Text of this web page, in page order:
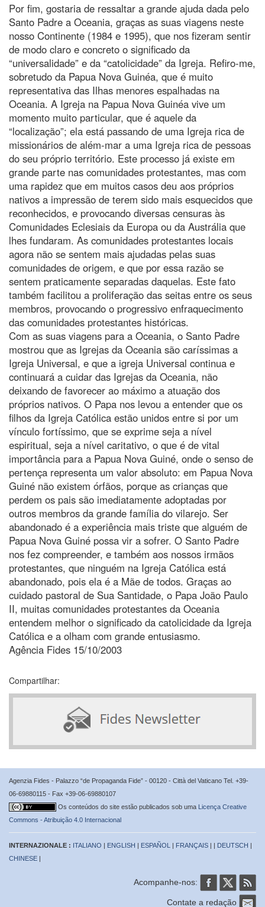
Por fim, gostaria de ressaltar a grande ajuda dada pelo
Santo Padre a Oceania, graças as suas viagens neste
nosso Continente (1984 e 1995), que nos fizeram sentir
de modo claro e concreto o significado da
“universalidade” e da “catolicidade” da Igreja. Refiro-me,
sobretudo da Papua Nova Guinéa, que é muito
representativa das Ilhas menores espalhadas na
Oceania. A Igreja na Papua Nova Guinéa vive um
momento muito particular, que é aquele da
“localização”; ela está passando de uma Igreja rica de
missionários de além-mar a uma Igreja rica de pessoas
do seu próprio território. Este processo já existe em
grande parte nas comunidades protestantes, mas com
uma rapidez que em muitos casos deu aos próprios
nativos a impressão de terem sido mais esquecidos que
reconhecidos, e provocando diversas censuras às
Comunidades Eclesiais da Europa ou da Austrália que
lhes fundaram. As comunidades protestantes locais
agora não se sentem mais ajudadas pelas suas
comunidades de origem, e que por essa razão se
sentem praticamente separadas daquelas. Este fato
também facilitou a proliferação das seitas entre os seus
membros, provocando o progressivo enfraquecimento
das comunidades protestantes históricas.
Com as suas viagens para a Oceania, o Santo Padre
mostrou que as Igrejas da Oceania são caríssimas a
Igreja Universal, e que a igreja Universal continua e
continuará a cuidar das Igrejas da Oceania, não
deixando de favorecer ao máximo a atuação dos
próprios nativos. O Papa nos levou a entender que os
filhos da Igreja Católica estão unidos entre si por um
vínculo fortíssimo, que se exprime seja a nível
espiritual, seja a nível caritativo, o que é de vital
importância para a Papua Nova Guiné, onde o senso de
pertença representa um valor absoluto: em Papua Nova
Guiné não existem órfãos, porque as crianças que
perdem os pais são imediatamente adoptadas por
outros membros da grande família do vilarejo. Ser
abandonado é a experiência mais triste que alguém de
Papua Nova Guiné possa vir a sofrer. O Santo Padre
nos fez compreender, e também aos nossos irmãos
protestantes, que ninguém na Igreja Católica está
abandonado, pois ela é a Mãe de todos. Graças ao
cuidado pastoral de Sua Santidade, o Papa João Paulo
II, muitas comunidades protestantes da Oceania
entendem melhor o significado da catolicidade da Igreja
Católica e a olham com grande entusiasmo.
Agência Fides 15/10/2003
Compartilhar:
Agenzia Fides - Palazzo “de Propaganda Fide” - 00120 - Città del Vaticano Tel. +39-
06-69880115 - Fax +39-06-69880107
Os conteúdos do site estão publicados sob uma Licença Creative
Commons - Atribuição 4.0 Internacional
INTERNAZIONALE : ITALIANO | ENGLISH | ESPAÑOL | FRANÇAIS | | DEUTSCH |
CHINESE |
Acompanhe-nos:
Contate a redação